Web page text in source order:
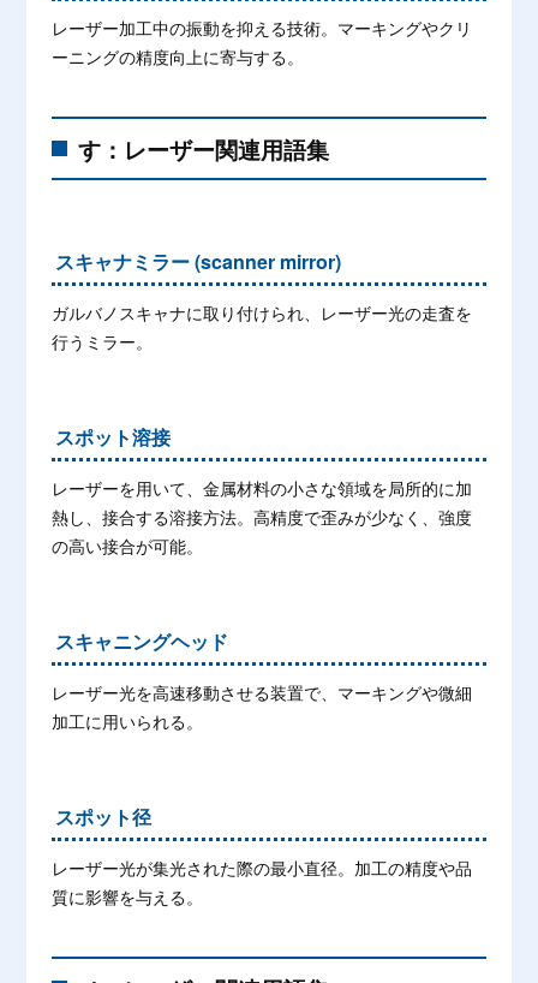
レーザー加工中の振動を抑える技術。マーキングやクリ
ーニングの精度向上に寄与する。
す：レーザー関連用語集
スキャナミラー (scanner mirror)
ガルバノスキャナに取り付けられ、レーザー光の走査を
行うミラー。
スポット溶接
レーザーを用いて、金属材料の小さな領域を局所的に加
熱し、接合する溶接方法。高精度で歪みが少なく、強度
の高い接合が可能。
スキャニングヘッド
レーザー光を高速移動させる装置で、マーキングや微細
加工に用いられる。
スポット径
レーザー光が集光された際の最小直径。加工の精度や品
質に影響を与える。